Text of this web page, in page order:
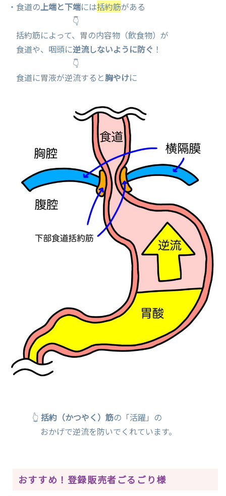
・食道の上端と下端には括約筋がある
👇
括約筋によって、胃の内容物（飲食物）が
食道や、咽頭に逆流しないように防ぐ ！
👇
食道に胃液が逆流すると胸やけに
👆 括約（かつやく）筋の「活躍」の
おかげで逆流を防いでくれています。
おすすめ！登録販売者ごるごり様